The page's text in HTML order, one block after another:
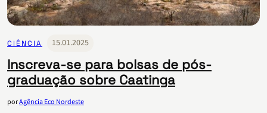
CIÊNCIA 15.01.2025
Inscreva-se para bolsas de pós-
graduação sobre Caatinga
porAgência Eco Nordeste